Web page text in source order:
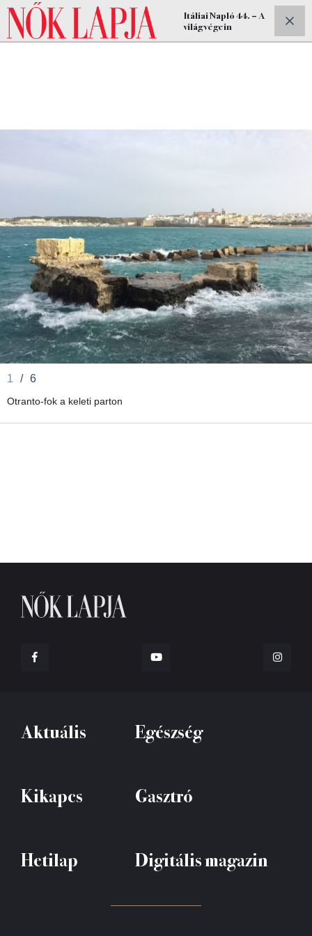
ELŐFIZETEK
Itáliai Napló 44. – A
világ végein
1 / 6
Otranto-fok a keleti parton
Aktuális Egészség
Kikapcs Gasztró
Hetilap Digitális magazin